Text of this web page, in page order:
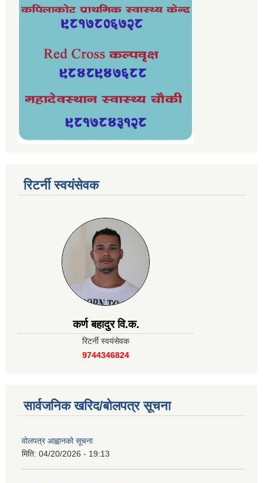
रिटर्नी स्वयंसेवक
कर्ण बहादुर वि.क.
रिटर्नी स्वयंसेवक
9744346824
सार्वजनिक खरिद/बोलपत्र सूचना
वोलपत्र आह्वानको सूचना
मिति: 04/20/2026 - 19:13